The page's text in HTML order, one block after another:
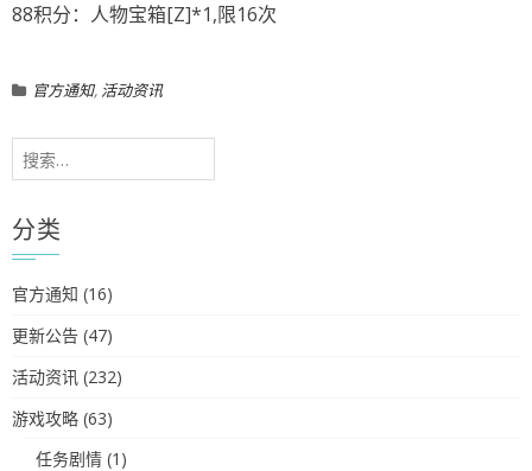
88积分：人物宝箱[Z]*1,限16次
官方通知, 活动资讯
搜
索：
分类
官方通知 (16)
更新公告 (47)
活动资讯 (232)
游戏攻略 (63)
任务剧情 (1)